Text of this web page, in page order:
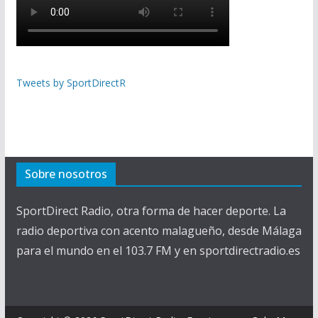
Tweets by SportDirectR
Sobre nosotros
SportDirect Radio, otra forma de hacer deporte. La
radio deportiva con acento malagueño, desde Málaga
para el mundo en el 103.7 FM y en sportdirectradio.es